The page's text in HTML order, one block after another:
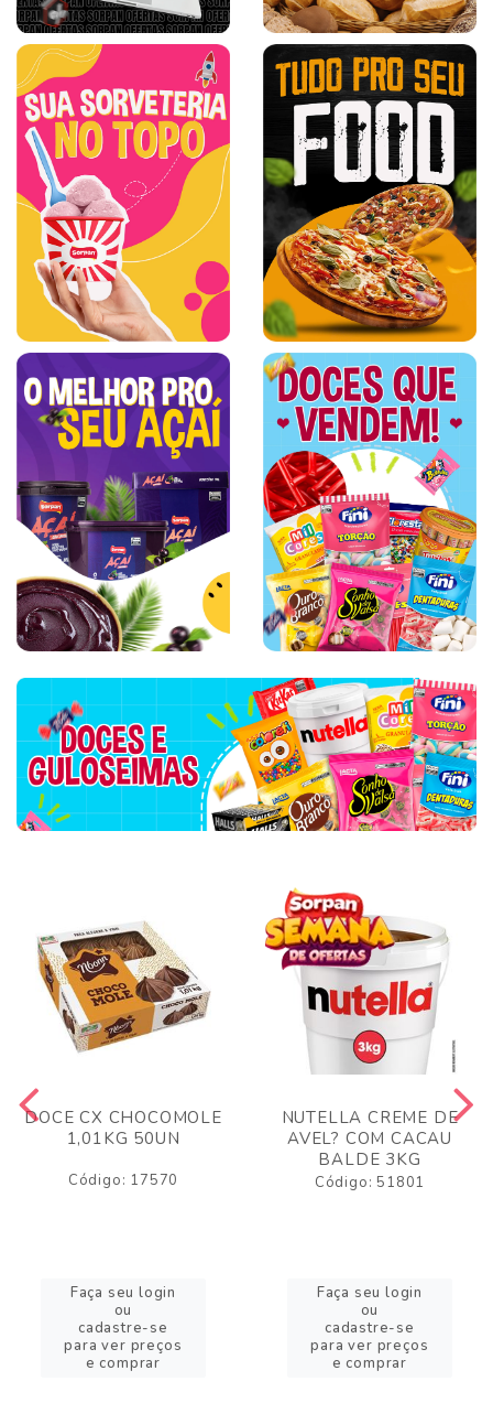
DOCE CX CHOCOMOLE
1,01KG 50UN
Código: 17570
Faça seu login
ou
cadastre-se
para ver preços
e comprar
NUTELLA CREME DE
AVEL? COM CACAU
BALDE 3KG
Código: 51801
Faça seu login
ou
cadastre-se
para ver preços
e comprar